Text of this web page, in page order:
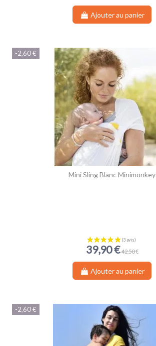
Ajouter au panier
-2,60 €
Mini Sling Blanc Minimonkey
39,90 € 42,50 €
Ajouter au panier
-2,60 €